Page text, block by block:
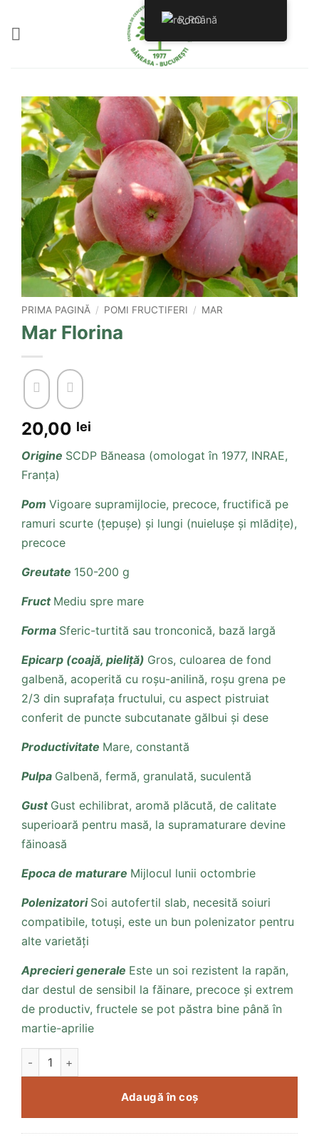
content
PRIMA PAGINĂ / POMI FRUCTIFERI / MAR
Mar Florina
20,00 lei
Origine SCDP Băneasa (omologat în 1977, INRAE,
Franța)
Pom Vigoare supramijlocie, precoce, fructifică pe
ramuri scurte (țepușe) și lungi (nuielușe și mlădițe),
precoce
Greutate 150-200 g
Fruct Mediu spre mare
Forma Sferic-turtită sau tronconică, bază largă
Epicarp (coajă, pieliță) Gros, culoarea de fond
galbenă, acoperită cu roșu-anilină, roșu grena pe
2/3 din suprafața fructului, cu aspect pistruiat
conferit de puncte subcutanate gălbui și dese
Productivitate Mare, constantă
Pulpa Galbenă, fermă, granulată, suculentă
Gust Gust echilibrat, aromă plăcută, de calitate
superioară pentru masă, la supramaturare devine
făinoasă
Epoca de maturare Mijlocul lunii octombrie
Polenizatori Soi autofertil slab, necesită soiuri
compatibile, totuși, este un bun polenizator pentru
alte varietăți
Aprecieri generale Este un soi rezistent la rapăn,
dar destul de sensibil la făinare, precoce și extrem
de productiv, fructele se pot păstra bine până în
martie-aprilie
Cantitate Mar Florina
Adaugă în coș
Română